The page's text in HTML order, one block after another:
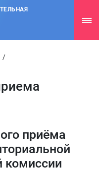
/
приёма
комиссии